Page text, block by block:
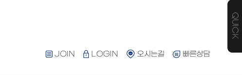
JOIN LOGIN 오시는길 빠른상담